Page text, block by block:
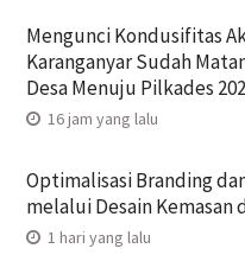
Mengunci Kondusifitas
Karanganyar Sudah
Desa Menuju Pilkades
16 jam yang lalu
Optimalisasi Branding
melalui Desain Kemasan
1 hari yang lalu